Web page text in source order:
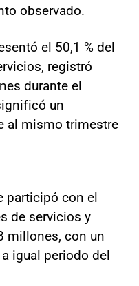
observado.
el 50,1 % del
registró
durante el
un
al mismo trimestre
participó con el
de servicios y
millones, con un
igual periodo del